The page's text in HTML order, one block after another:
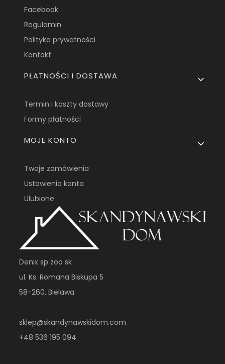
Facebook
Regulamin
Polityka prywatności
Kontakt
PŁATNOŚCI I DOSTAWA
Termin i koszty dostawy
Formy płatności
MOJE KONTO
Twoje zamówienia
Ustawienia konta
Ulubione
Denix sp zoo sk
ul. Ks. Romana Biskupa 5
58-260, Bielawa
sklep@skandynawskidom.com
+48 536 195 094